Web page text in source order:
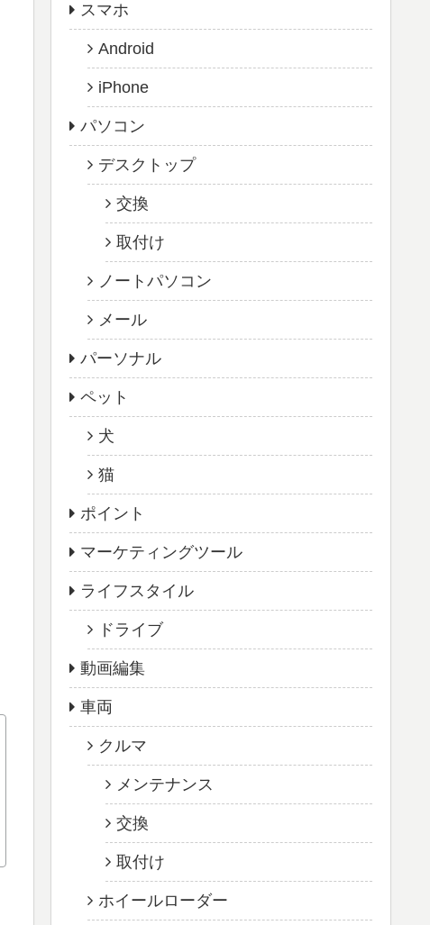
スマホ
Android
iPhone
パソコン
デスクトップ
交換
取付け
ノートパソコン
メール
パーソナル
ペット
犬
猫
ポイント
マーケティングツール
ライフスタイル
ドライブ
動画編集
車両
クルマ
メンテナンス
交換
取付け
ホイールローダー